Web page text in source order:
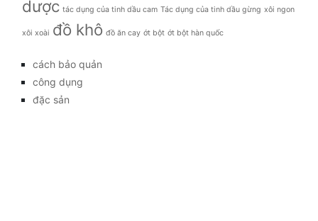
dược tác dụng của tinh dầu cam Tác dụng của tinh dầu gừng xôi ngon
xôi xoài đồ khô đồ ăn cay ớt bột ớt bột hàn quốc
cách bảo quản
công dụng
đặc sản